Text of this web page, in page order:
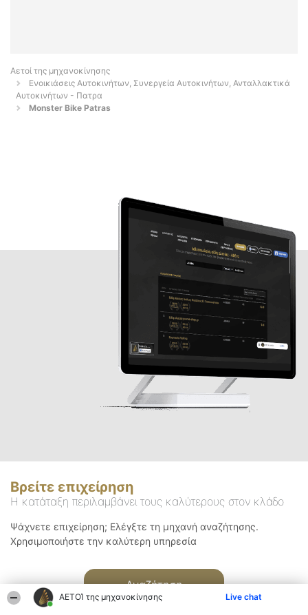
ΑΕΤΟΊ της μηχανοκίνησης Live chat
Αετοί της μηχανοκίνησης
Ενοικιάσεις Αυτοκινήτων, Συνεργεία Αυτοκινήτων, Ανταλλακτικά
Αυτοκινήτων - Πατρα
Monster Bike Patras
Βρείτε επιχείρηση
Η κατάταξη περιλαμβάνει τους καλύτερους στον κλάδο
Ψάχνετε επιχείρηση; Ελέγξτε τη μηχανή αναζήτησης.
Χρησιμοποιήστε την καλύτερη υπηρεσία
Αναζήτηση